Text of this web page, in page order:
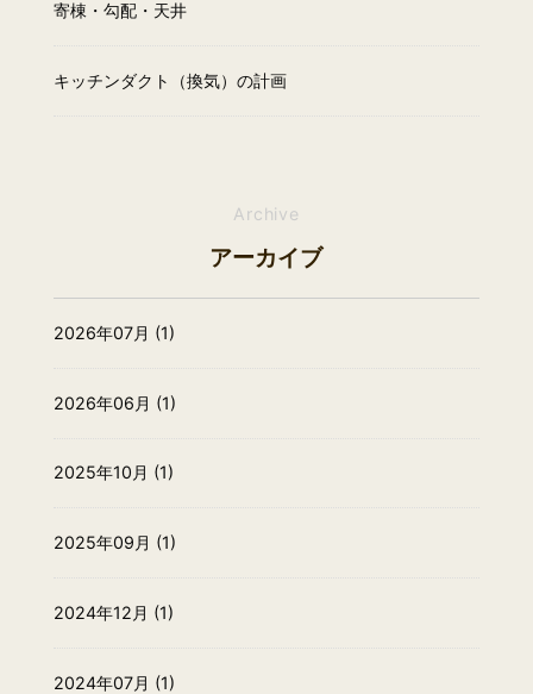
寄棟・勾配・天井
キッチンダクト（換気）の計画
Archive
アーカイブ
2026年07月 (1)
2026年06月 (1)
2025年10月 (1)
2025年09月 (1)
2024年12月 (1)
2024年07月 (1)